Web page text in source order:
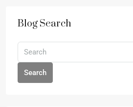
Blog Search
Search